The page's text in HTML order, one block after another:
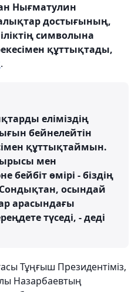
Нығматулин
достығының,
символына
құттықтады,
.
еліміздің
бейнелейтін
құттықтаймын.
мен
өмірі - біздің
осындай
арасындағы
түседі, - деді
Тұңғыш Президентіміз,
Назарбаевтың